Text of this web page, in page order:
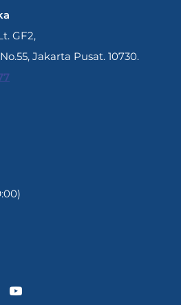
GF2,
Jakarta Pusat. 10730.